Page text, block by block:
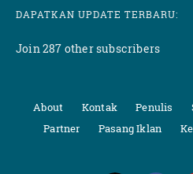
DAPATKAN UPDATE TERBARU:
Join 287 other subscribers
About Kontak Penulis
Partner
Pasang Iklan